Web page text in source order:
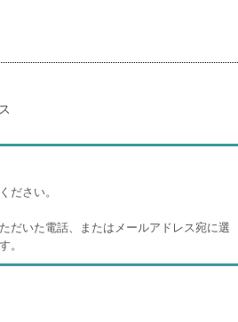
ださい。
だいた電話、またはメールアドレス宛に選
。